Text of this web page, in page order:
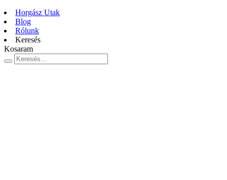
Horgász Utak
Blog
Rólunk
Keresés
Kosaram